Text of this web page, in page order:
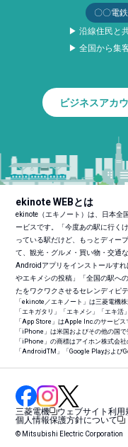
〇〇電鉄
▶ 沿線住民と
▶ 全国から集
ビジネスアカ
ekinote WEBとは
ekinote（エキノート）は、日本全
ービスです。「今度あの駅に行く
っている駅だけど、もっとディー
て、観光・グルメ・買い物・交通
Androidアプリをインストールす
やエキメシの投稿」「全国の駅へ
たをワクワクさせるセレンディピ
「ekinote／エキノート」は三菱電機
「エキガタリ」「エキメシ」「エキ活
「App Store」はApple Inc.のサービス
「iPhone」は米国およびその他の国
「iPhone」の商標はアイホン株式会
「AndroidTM 」「Google Playおよび
三菱電機
ウェブサイト利用
個人情報保護方針について
© Mitsubishi Electric Corporation